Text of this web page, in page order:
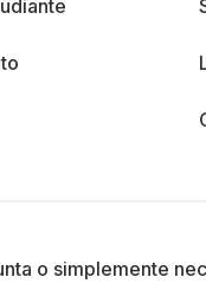
o simplemente